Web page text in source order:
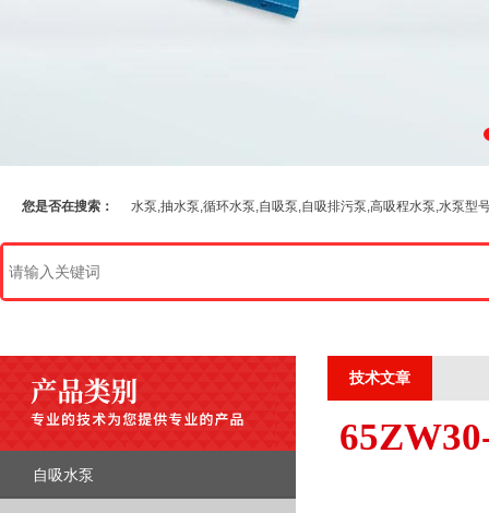
您是否在搜索： 水泵,抽水泵,循环水泵,自吸泵,自吸排污泵,高吸程水泵,水泵型
自吸水泵
技术文章